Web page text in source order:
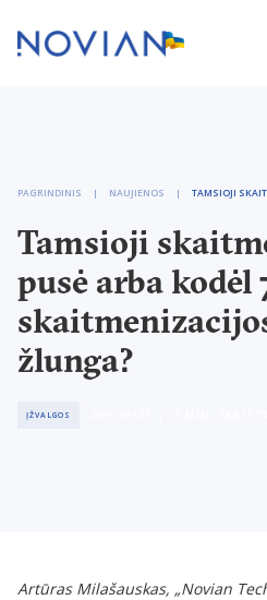
PAGRINDINIS NAUJIENOS TAMSIOJI SKAITMENIZACIJOS PUSĖ
Tamsioji
pusė arba kodėl
žlunga?
ĮŽVALGOS
Artūras Milašauskas, „Novian